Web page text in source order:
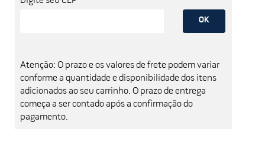
OK
Atenção: O prazo e os valores de frete podem variar
conforme a quantidade e disponibilidade dos itens
adicionados ao seu carrinho. O prazo de entrega
começa a ser contado após a confirmação do
pagamento.